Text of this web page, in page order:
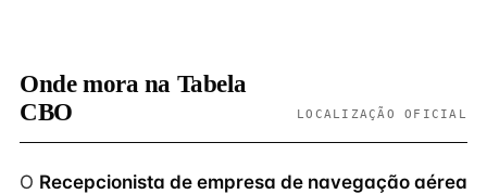
Onde mora na Tabela
CBO
LOCALIZAÇÃO OFICIAL
O Recepcionista de empresa de navegação aérea